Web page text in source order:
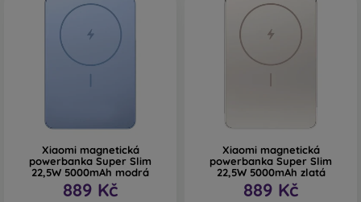
Xiaomi magnetická
powerbanka Super Slim
22,5W 5000mAh modrá
889 Kč
Xiaomi magnetická
powerbanka Super Slim
22,5W 5000mAh zlatá
889 Kč